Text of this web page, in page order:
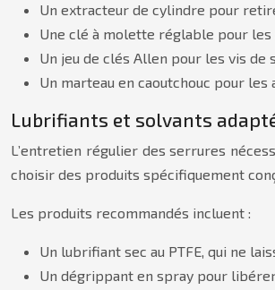
Un extracteur de cylindre pour
Une clé à molette réglable pour les
Un jeu de clés Allen pour les vis de
Un marteau en caoutchouc pour
Lubrifiants et solvants
L’entretien régulier des serrures
choisir des produits spécifiquement
Les produits recommandés incluent :
Un lubrifiant sec au PTFE, qui ne
Un dégrippant en spray pour